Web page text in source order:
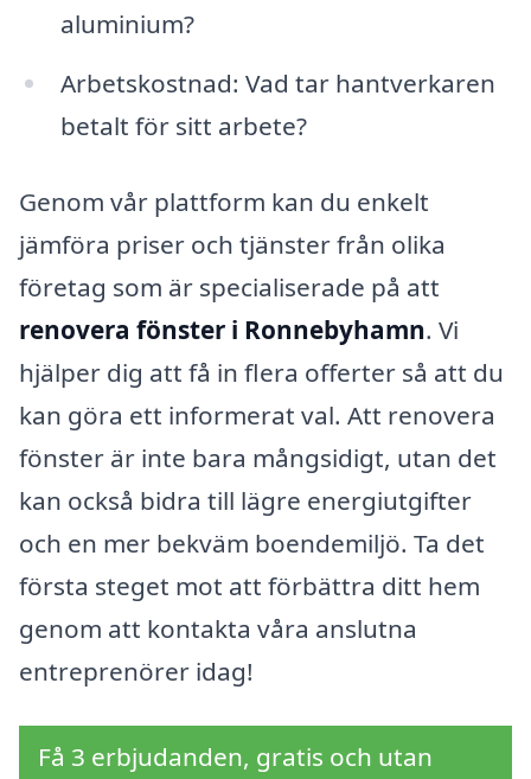
aluminium?
Arbetskostnad: Vad tar hantverkaren
betalt för sitt arbete?
Genom vår plattform kan du enkelt
jämföra priser och tjänster från olika
företag som är specialiserade på att
renovera fönster i Ronnebyhamn. Vi
hjälper dig att få in flera offerter så att du
kan göra ett informerat val. Att renovera
fönster är inte bara mångsidigt, utan det
kan också bidra till lägre energiutgifter
och en mer bekväm boendemiljö. Ta det
första steget mot att förbättra ditt hem
genom att kontakta våra anslutna
entreprenörer idag!
Få 3 erbjudanden, gratis och utan